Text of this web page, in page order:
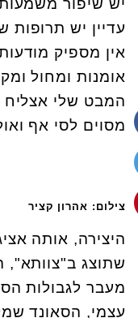
יש שיפור
עדיין יש תרופות
אין מספיק
אומנות ומחול
המבט שלי אצליח
מסוים לסי אף
צילום: אהרון קציר
שתוצג
מעבר לגבולות
עצמי, הסאונד